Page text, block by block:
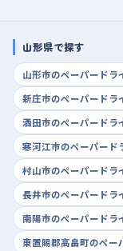
山形県で探す
山形市のペーパードラ
新庄市のペーパードラ
酒田市のペーパードラ
寒河江市のペーパード
村山市のペーパードラ
長井市のペーパードラ
南陽市のペーパードラ
東置賜郡高畠町のペー